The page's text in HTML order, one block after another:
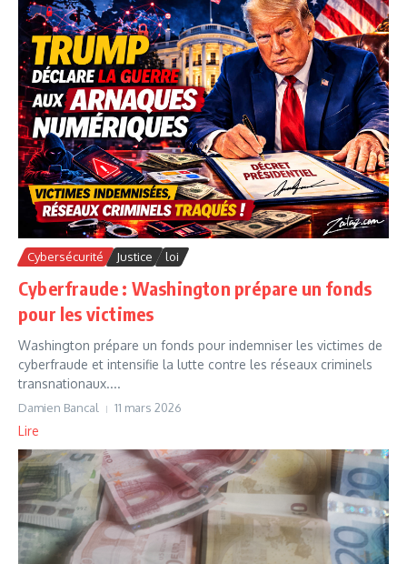
Cybersécurité Justice loi
Cyberfraude : Washington prépare un fonds
pour les victimes
Washington prépare un fonds pour indemniser les victimes de
cyberfraude et intensifie la lutte contre les réseaux criminels
transnationaux....
Damien Bancal 11 mars 2026
Lire